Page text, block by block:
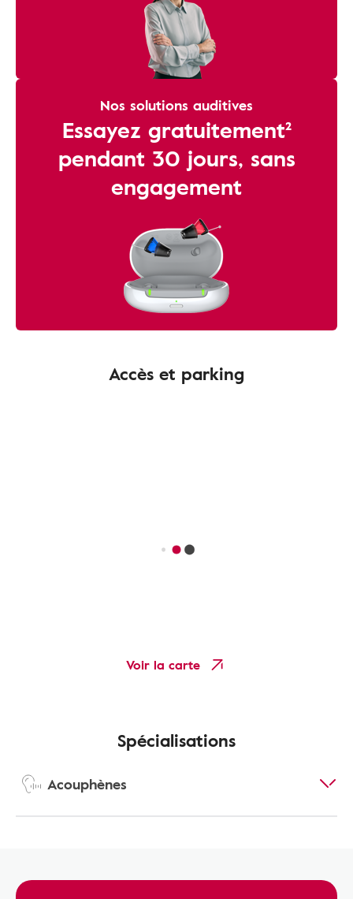
Nos solutions auditives
Essayez gratuitement²
pendant 30 jours, sans
engagement
Accès et parking
Voir la carte
Spécialisations
Acouphènes